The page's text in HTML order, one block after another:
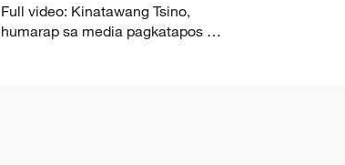
Full video: Kinatawang Tsino,
humarap sa media pagkatapos ng